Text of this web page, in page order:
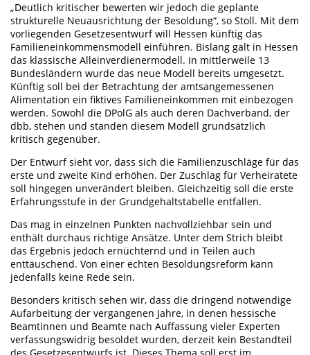
„Deutlich kritischer bewerten wir jedoch die geplante
strukturelle Neuausrichtung der Besoldung“, so Stoll. Mit dem
vorliegenden Gesetzesentwurf will Hessen künftig das
Familieneinkommensmodell einführen. Bislang galt in Hessen
das klassische Alleinverdienermodell. In mittlerweile 13
Bundesländern wurde das neue Modell bereits umgesetzt.
Künftig soll bei der Betrachtung der amtsangemessenen
Alimentation ein fiktives Familieneinkommen mit einbezogen
werden. Sowohl die DPolG als auch deren Dachverband, der
dbb, stehen und standen diesem Modell grundsätzlich
kritisch gegenüber.
Der Entwurf sieht vor, dass sich die Familienzuschläge für das
erste und zweite Kind erhöhen. Der Zuschlag für Verheiratete
soll hingegen unverändert bleiben. Gleichzeitig soll die erste
Erfahrungsstufe in der Grundgehaltstabelle entfallen.
Das mag in einzelnen Punkten nachvollziehbar sein und
enthält durchaus richtige Ansätze. Unter dem Strich bleibt
das Ergebnis jedoch ernüchternd und in Teilen auch
enttäuschend. Von einer echten Besoldungsreform kann
jedenfalls keine Rede sein.
Besonders kritisch sehen wir, dass die dringend notwendige
Aufarbeitung der vergangenen Jahre, in denen hessische
Beamtinnen und Beamte nach Auffassung vieler Experten
verfassungswidrig besoldet wurden, derzeit kein Bestandteil